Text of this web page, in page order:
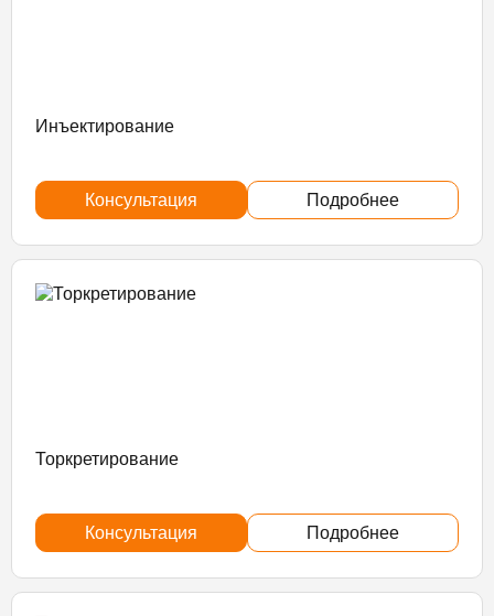
Инъектирование
Консультация Подробнее
Торкретирование
Консультация Подробнее